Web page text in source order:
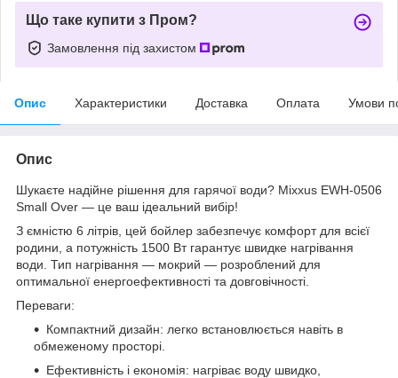
Що таке купити з Пром?
Замовлення під захистом
Опис Характеристики Доставка Оплата Умови
Опис
Шукаєте надійне рішення для гарячої води? Mixxus EWH-0506
Small Over — це ваш ідеальний вибір!
З ємністю 6 літрів, цей бойлер забезпечує комфорт для всієї
родини, а потужність 1500 Вт гарантує швидке нагрівання
води. Тип нагрівання — мокрий — розроблений для
оптимальної енергоефективності та довговічності.
Переваги:
Компактний дизайн: легко встановлюється навіть в
обмеженому просторі.
Ефективність і економія: нагріває воду швидко,